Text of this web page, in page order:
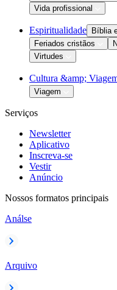
Vida profissional
Espiritualidade Bíblia
Feriados cristãos
Virtudes
Cultura &amp;
Viagem
Serviços
Newsletter
Aplicativo
Inscreva-se
Vestir
Anúncio
Nossos formatos principais
Análse
Arquivo